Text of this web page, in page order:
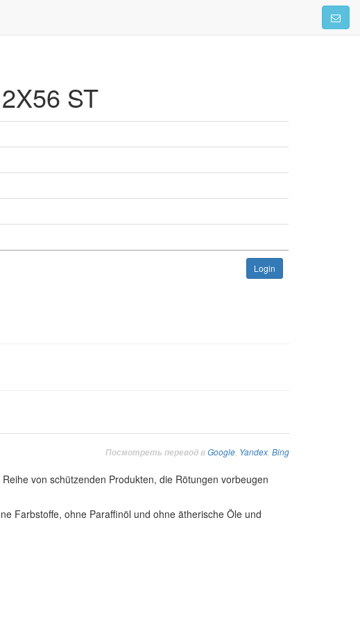
ST
Login
Посмотреть перевод вGoogle Yandex Bing
von schützenden Produkten, die Rötungen vorbeugen
Farbstoffe, ohne Paraffinöl und ohne ätherische Öle und